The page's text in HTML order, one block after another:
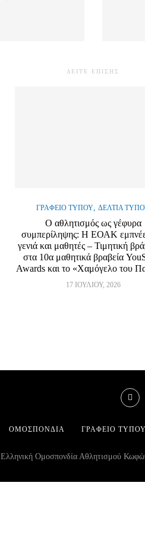
ΔΕΙΤΕ ΕΠΙΣΗΣ
ΓΡΑΦΕΊΟ ΤΎΠΟΥ ,ΔΕΛΤΊΑ
Ο αθλητισμός ως γέφυρα
συμπερίληψης: Η ΕΟΑΚ
γενιά και μαθητές – Τιμητική
στα 10α μαθητικά βραβεία
Awards και το «Χαμόγελο του
17 ΙΟΥΛΊΟΥ, 2026
ΟΜΟΣΠΟΝΔΊΑ ΓΡΑΦΕΊΟ ΤΎΠΟΥ
Ελληνική Ομοσπονδία Αθλητισμού